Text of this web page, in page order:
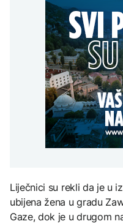
Liječnici su rekli da je u
ubijena žena u gradu
Gaze, dok je u drugom